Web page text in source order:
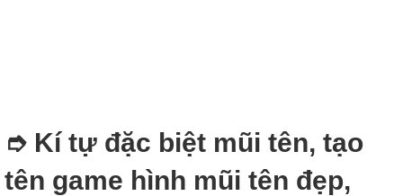
➮ Kí tự đặc biệt mũi tên, tạo
tên game hình mũi tên đẹp,